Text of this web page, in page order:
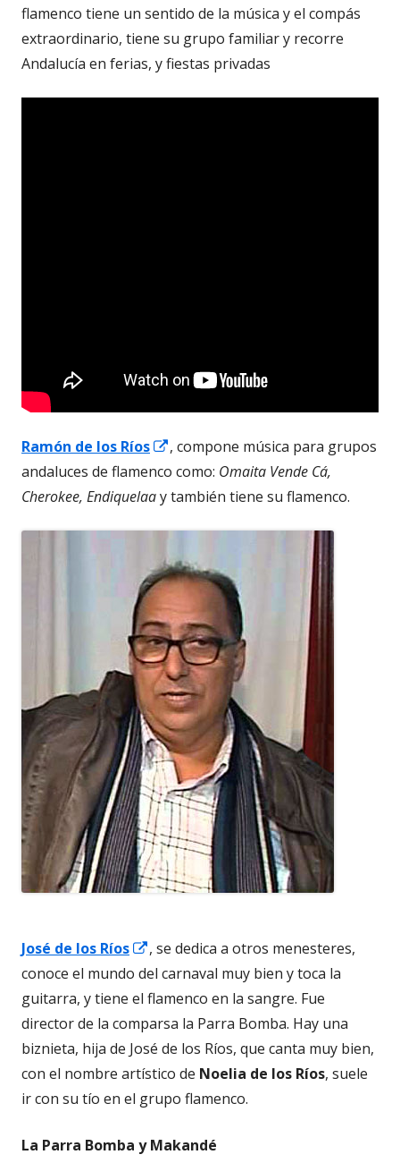
en
una
flamenco tiene un sentido de la música y el compás
extraordinario, tiene su grupo familiar y recorre
Andalucía en ferias, y fiestas privadas
Ramón de los Ríos
Abrir
en
una
, compone música para grupos
andaluces de flamenco como: Omaita Vende Cá,
Cherokee, Endiquelaay también tiene su flamenco.
José de los Ríos
Abrir
en
una
ventana
nueva
, se dedica a otros menesteres,
conoce el mundo del carnaval muy bien y toca la
guitarra, y tiene el flamenco en la sangre. Fue
director de la comparsa la Parra Bomba. Hay una
biznieta, hija de José de los Ríos, que canta muy bien,
con el nombre artístico de Noelia de los Ríos, suele
ir con su tío en el grupo flamenco.
La Parra Bomba y Makandé